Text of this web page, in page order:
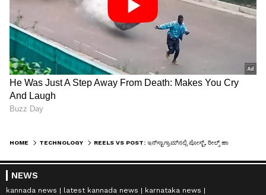
HOME TECHNOLOGY
NEWS
kannada news latest kannada news
karnataka news